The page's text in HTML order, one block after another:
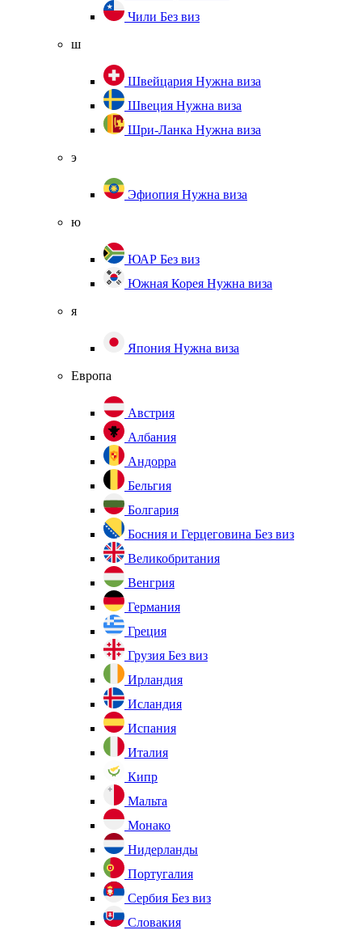
Чили Без виз
ш
Швейцария Нужна виза
Швеция Нужна виза
Шри-Ланка Нужна виза
э
Эфиопия Нужна виза
ю
ЮАР Без виз
Южная Корея Нужна виза
я
Япония Нужна виза
Европа
Австрия
Албания
Андорра
Бельгия
Болгария
Босния и Герцеговина Без виз
Великобритания
Венгрия
Германия
Греция
Грузия Без виз
Ирландия
Исландия
Испания
Италия
Кипр
Мальта
Монако
Нидерланды
Португалия
Сербия Без виз
Словакия